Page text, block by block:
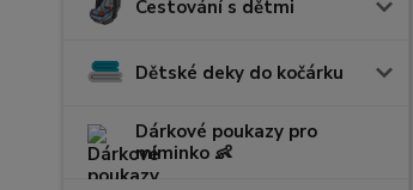
Cestování s dětmi
Dětské deky do kočárku
Dárkové poukazy pro
miminko 👶